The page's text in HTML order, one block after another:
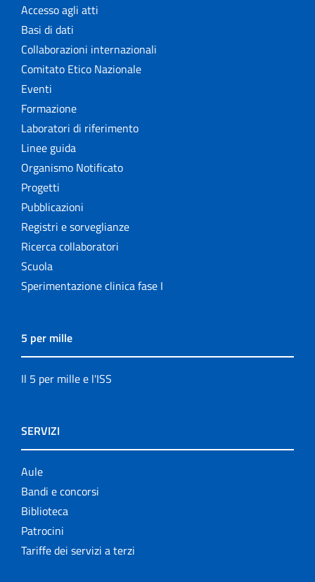
Accesso agli atti
Basi di dati
Collaborazioni internazionali
Comitato Etico Nazionale
Eventi
Formazione
Laboratori di riferimento
Linee guida
Organismo Notificato
Progetti
Pubblicazioni
Registri e sorveglianze
Ricerca collaboratori
Scuola
Sperimentazione clinica fase I
5 per mille
Il 5 per mille e l'ISS
SERVIZI
Aule
Bandi e concorsi
Biblioteca
Patrocini
Tariffe dei servizi a terzi